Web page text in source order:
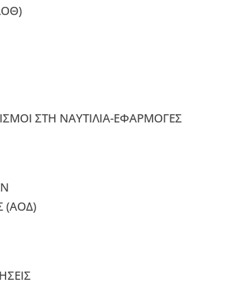
ΣΤΗ ΝΑΥΤΙΛΙΑ-ΕΦΑΡΜΟΓΕΣ
(ΑΟΔ)